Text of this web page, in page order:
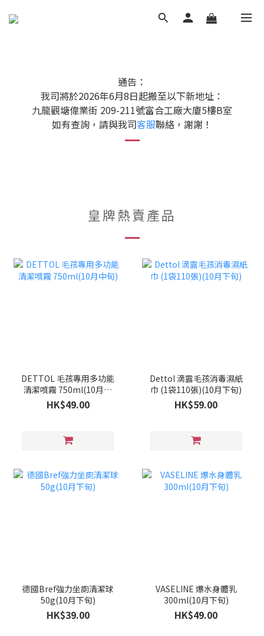
通告：
我司將於2026年6月8日起搬至以下新地址：
九龍觀塘偉業街 209-211號富合工廠大廈5樓B室
如有查詢，請與我司客服聯絡，謝謝！
皇牌熱賣產品
DETTOL 毛孩專用多功能
清潔噴霧 750ml(10月中
旬)
HK$49.00
Dettol 滴露毛孩消毒濕紙
巾 (1袋110張)(10月下旬)
HK$59.00
德國Bref強力坐廁清潔球
50g(10月下旬)
HK$39.00
VASELINE 爆水身體乳
300ml(10月下旬)
HK$49.00